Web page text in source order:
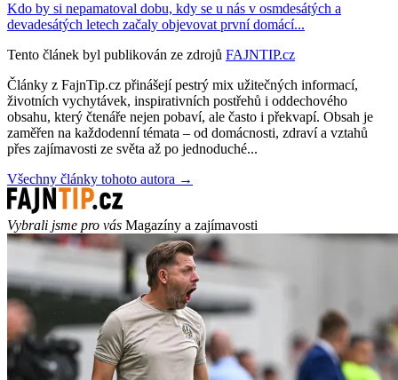
Kdo by si nepamatoval dobu, kdy se u nás v osmdesátých a
devadesátých letech začaly objevovat první domácí...
Tento článek byl publikován ze zdrojů FAJNTIP.cz
Články z FajnTip.cz přinášejí pestrý mix užitečných informací,
životních vychytávek, inspirativních postřehů i oddechového
obsahu, který čtenáře nejen pobaví, ale často i překvapí. Obsah je
zaměřen na každodenní témata – od domácnosti, zdraví a vztahů
přes zajímavosti ze světa až po jednoduché...
Všechny články tohoto autora →
Vybrali jsme pro vás Magazíny a zajímavosti